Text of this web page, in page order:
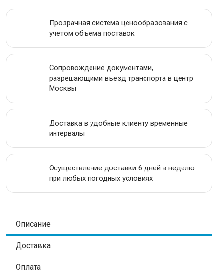
Прозрачная система ценообразования с
учетом объема поставок
Сопровождение документами,
разрешающими въезд транспорта в центр
Москвы
Доставка в удобные клиенту временные
интервалы
Осуществление доставки 6 дней в неделю
при любых погодных условиях
Описание
Доставка
Оплата